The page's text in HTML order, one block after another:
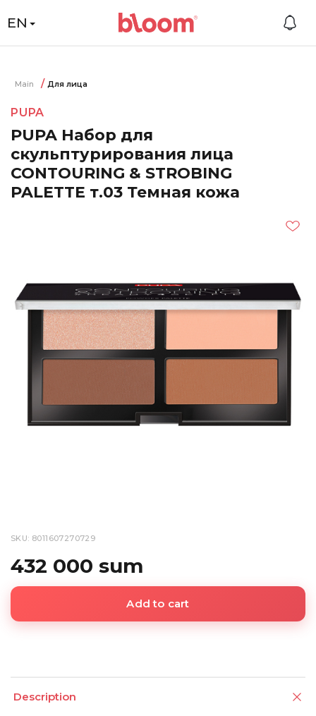
EN
Main Для лица
PUPA
PUPA Набор для
скульптурирования лица
CONTOURING & STROBING
PALETTE т.03 Темная кожа
SKU: 8011607270729
432 000 sum
Add to cart
Description